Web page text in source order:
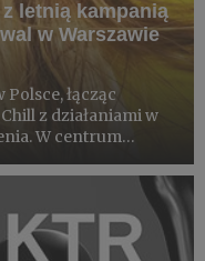
letnią kampanią
w Warszawie
łącząc
z działaniami w
W centrum
z obszaru kultury